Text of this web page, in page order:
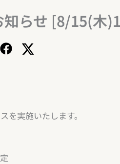
らせ [8/15(木
を実施いたします。